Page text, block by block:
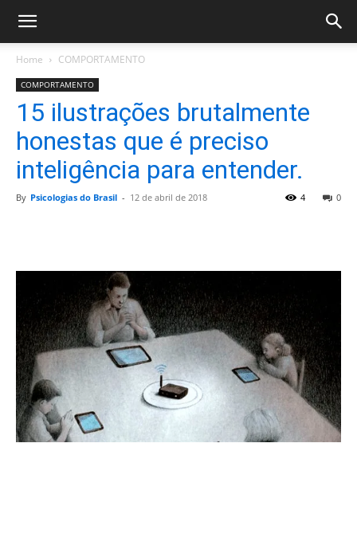
Home COMPORTAMENTO
COMPORTAMENTO
15 ilustrações brutalmente
honestas que é preciso
inteligência para entender.
By Psicologias do Brasil - 12 de abril de 2018 0
4